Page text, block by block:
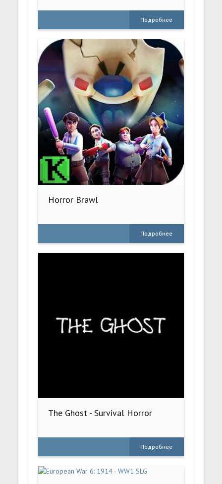
Подробнее
Horror Brawl
Подробнее
The Ghost - Survival Horror
Подробнее